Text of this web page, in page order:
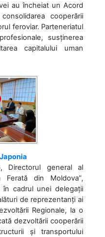
au încheiat un Acord
cooperării
feroviar. Parteneriatul
susținerea
capitalului uman
Directorul general al
din Moldova”,
în cadrul unei delegații
de reprezentanți ai
Regionale, la o
dezvoltării cooperării
și transportului